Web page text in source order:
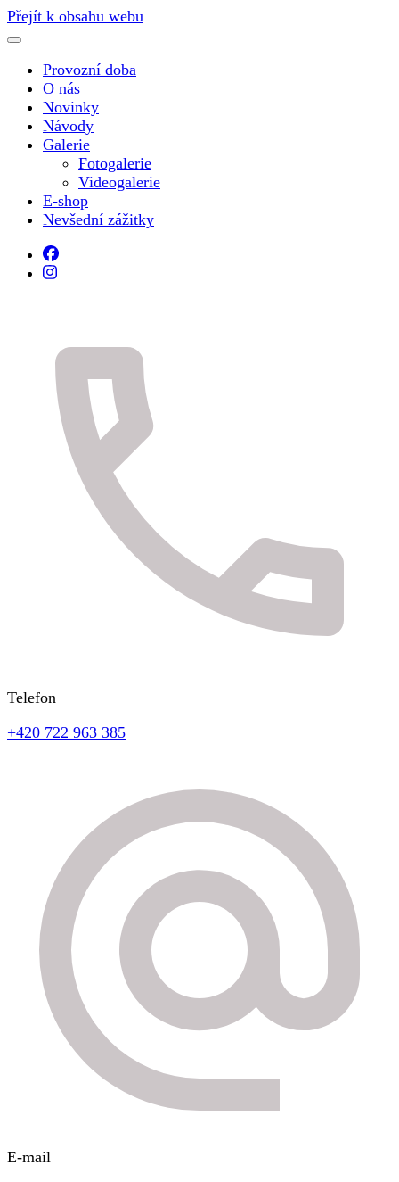
Přejít k obsahu webu
Provozní doba
O nás
Novinky
Návody
Galerie
Fotogalerie
Videogalerie
E-shop
Nevšední zážitky
Telefon
+420 722 963 385
E-mail